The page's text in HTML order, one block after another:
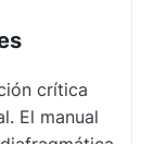
crítica
El manual